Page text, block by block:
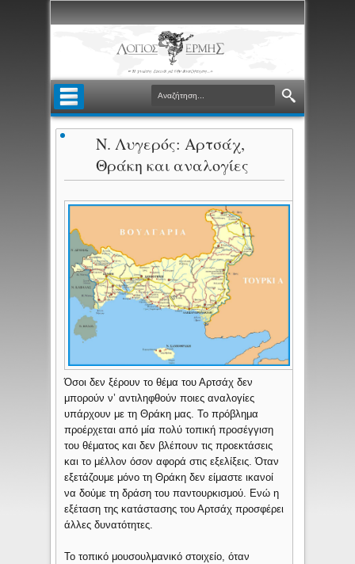
Ν. Λυγερός: Αρτσάχ,
Θράκη και αναλογίες
Όσοι δεν ξέρουν το θέμα του Αρτσάχ δεν
μπορούν ν’ αντιληφθούν ποιες αναλογίες
υπάρχουν με τη Θράκη μας. Το πρόβλημα
προέρχεται από μία πολύ τοπική προσέγγιση
του θέματος και δεν βλέπουν τις προεκτάσεις
και το μέλλον όσον αφορά στις εξελίξεις. Όταν
εξετάζουμε μόνο τη Θράκη δεν είμαστε ικανοί
να δούμε τη δράση του παντουρκισμού. Ενώ η
εξέταση της κατάστασης του Αρτσάχ προσφέρει
άλλες δυνατότητες.
Το τοπικό μουσουλμανικό στοιχείο, όταν